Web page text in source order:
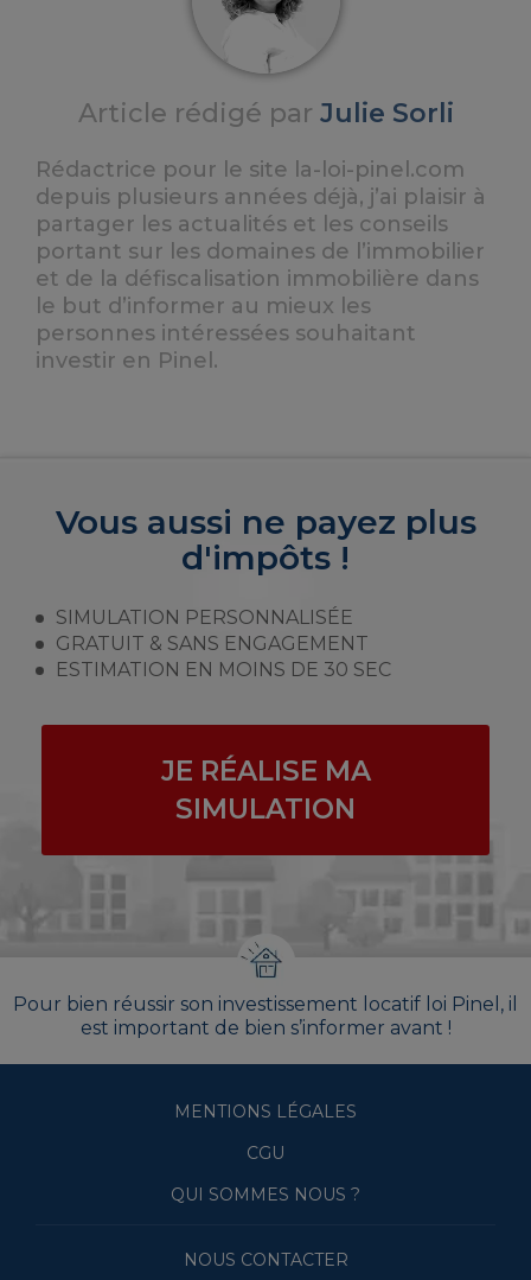
Article rédigé par Julie Sorli
Rédactrice pour le site la-loi-pinel.com
depuis plusieurs années déjà, j’ai plaisir à
partager les actualités et les conseils
portant sur les domaines de l’immobilier
et de la défiscalisation immobilière dans
le but d’informer au mieux les
personnes intéressées souhaitant
investir en Pinel.
Vous aussi ne payez plus
d'impôts !
SIMULATION PERSONNALISÉE
GRATUIT & SANS ENGAGEMENT
ESTIMATION EN MOINS DE 30 SEC
JE RÉALISE MA
SIMULATION
Pour bien réussir son investissement locatif loi Pinel, il
est important de bien s’informer avant !
MENTIONS LÉGALES
CGU
QUI SOMMES NOUS ?
NOUS CONTACTER